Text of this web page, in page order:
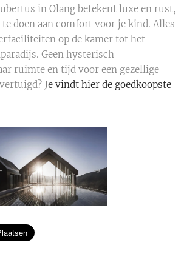
in Olang betekent luxe en rust,
doen aan comfort voor je kind. Alles
op de kamer tot het
Geen hysterisch
ruimte en tijd voor een gezellige
Je vindt hier de goedkoopste